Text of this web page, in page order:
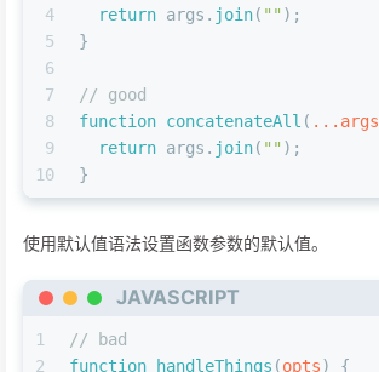
4
5
6
7
8
9
10
return args. join( "" );
}
// good
function concatenateAll ( ...args
return args. join( "" );
}
使用默认值语法设置函数参数的默认值。
JAVASCRIPT
1
2
// bad
function
handleThings (opts) {